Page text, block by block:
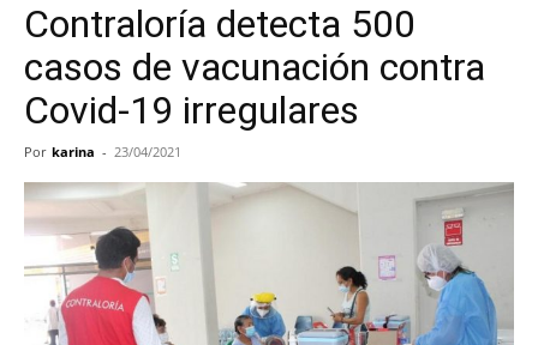
Contraloría detecta 500
casos de vacunación contra
Covid-19 irregulares
Por karina - 23/04/2021